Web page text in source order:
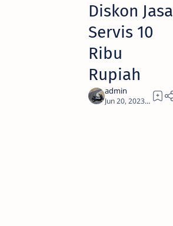
Diskon Jasa
Servis 10
Ribu
Rupiah
2